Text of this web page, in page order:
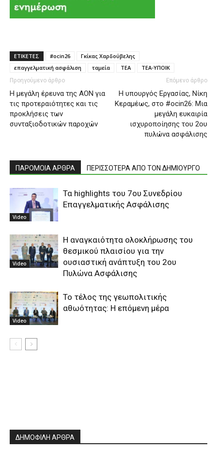
ΕΤΙΚΕΤΕΣ #ocin26
Γκίκας Χαρδούβελης
επαγγελματική ασφάλιση
ταμεία ΤΕΑ ΤΕΑ-ΥΠΟΙΚ
Προηγούμενο άρθρο
Η μεγάλη έρευνα της ΑΟΝ για
τις προτεραιότητες και τις
προκλήσεις των
συνταξιοδοτικών παροχών
Επόμενο άρθρο
H υπουργός Εργασίας, Nίκη
Κεραμέως, στο #ocin26: Μια
μεγάλη ευκαιρία
ισχυροποίησης του 2ου
πυλώνα ασφάλισης
ΠΑΡΟΜΟΙΑ ΑΡΘΡΑ ΠΕΡΙΣΣΟΤΕΡΑ ΑΠΟ ΤΟΝ ΔΗΜΙΟΥΡΓΟ
Video
Τα highlights του 7ου Συνεδρίου
Επαγγελματικής Ασφάλισης
Video
Η αναγκαιότητα ολοκλήρωσης του
θεσμικού πλαισίου για την
ουσιαστική ανάπτυξη του 2ου
Πυλώνα Ασφάλισης
Video
Το τέλος της γεωπολιτικής
αθωότητας: Η επόμενη μέρα
ΔΗΜΟΦΙΛΗ ΑΡΘΡΑ